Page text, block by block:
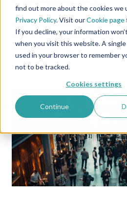
find out more about the cookies we
Privacy Policy. Visit ourCookie page
If you decline, your information
when you visit this website. A
used in your browser to remember
not to be tracked.
Cookies settings
Continue
Hoe Onemeeting met
legt voor professionele en
dienstverlening.